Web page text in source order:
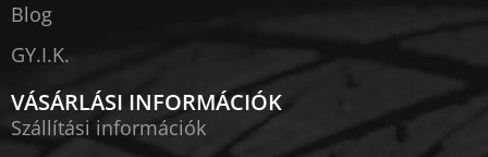
Blog
GY.I.K.
VÁSÁRLÁSI INFORMÁCIÓK
Szállítási információk